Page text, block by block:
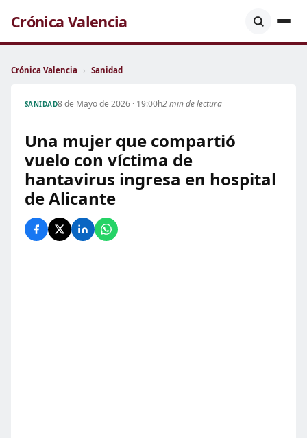
Crónica Valencia
Crónica Valencia › Sanidad
SANIDAD8 de Mayo de 2026 · 19:00h2 min de lectura
Una mujer que compartió
vuelo con víctima de
hantavirus ingresa en hospital
de Alicante